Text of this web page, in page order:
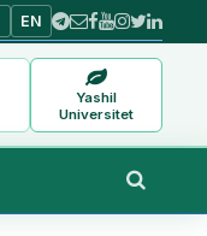
EN
Yashil
Universitet